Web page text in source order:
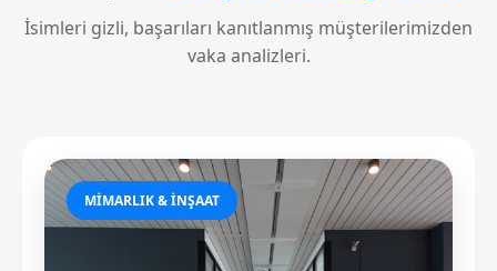
İsimleri gizli, başarıları kanıtlanmış müşterilerimizden
vaka analizleri.
MIMARLIK & İNŞAAT